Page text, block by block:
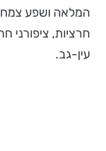
המלאה ושפע
חרציות, ציפורני
עין-גב.